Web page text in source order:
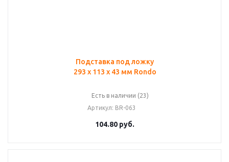
Подставка под ложку
293 х 113 х 43 мм Rondo
Есть в наличии (23)
Артикул: BR-063
104.80 руб.